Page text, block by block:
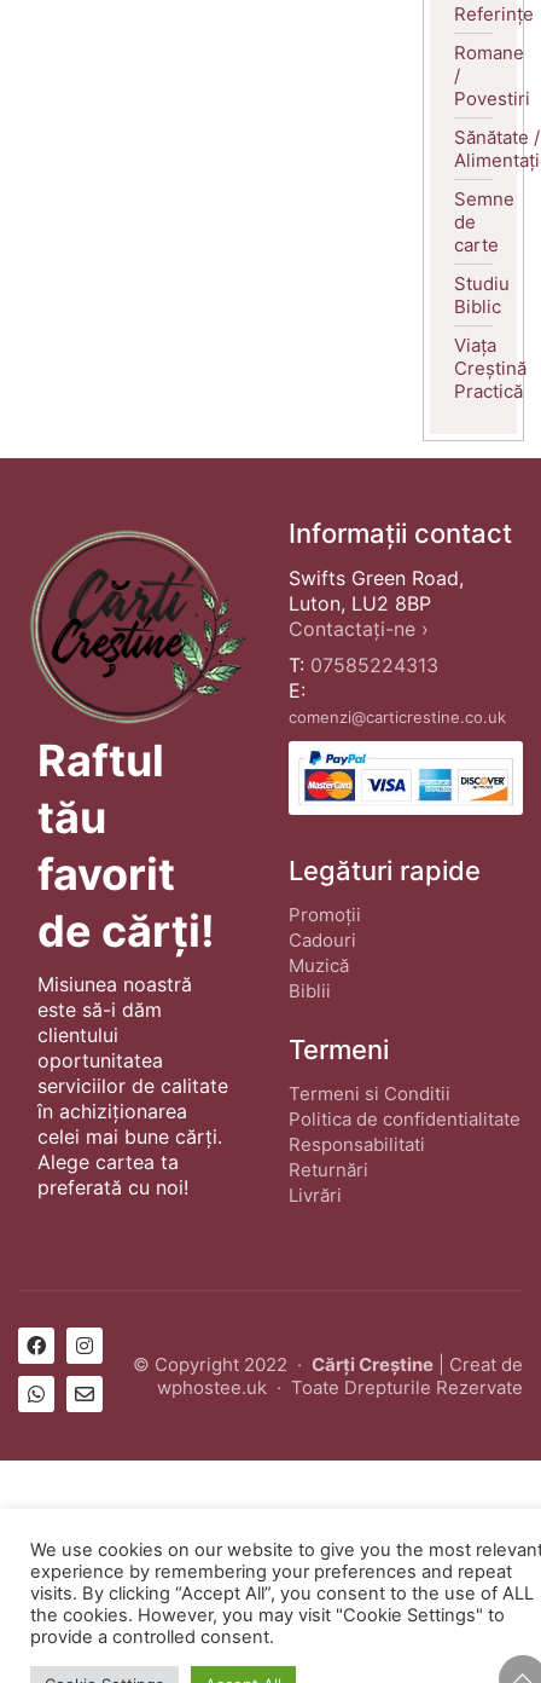
Referințe
Romane
/
Povestiri
Sănătate /
Semne
de
carte
Studiu
Biblic
Viața
Creștină
Practică
Raftul
tău
favorit
de cărți!
Misiunea noastră
este să-i dăm
clientului
oportunitatea
serviciilor de calitate
în achiziționarea
celei mai bune cărți.
Alege cartea ta
preferată cu noi!
Informații contact
Swifts Green Road,
Luton, LU2 8BP
Contactați-ne ›
T: 07585224313
E:
comenzi@carticrestine.co.uk
Legături rapide
Promoții
Cadouri
Muzică
Biblii
Termeni
Termeni si Conditii
Politica de confidentialitate
Responsabilitati
Returnări
Livrări
© Copyright 2022 · Cărți Creștine | Creat de
wphostee.uk · Toate Drepturile Rezervate
We use cookies on our website to give you the most
experience by remembering your preferences and repeat
visits. By clicking “Accept All”, you consent to the use of ALL
the cookies. However, you may visit "Cookie Settings" to
provide a controlled consent.